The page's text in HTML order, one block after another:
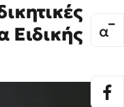
Ειδικής